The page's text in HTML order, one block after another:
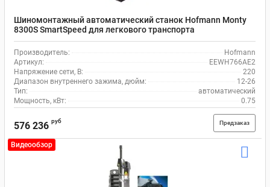
Шиномонтажный автоматический станок Hofmann Monty
8300S SmartSpeed для легкового транспорта
Производитель:
Hofmann
Артикул:
EEWH766AE2
Напряжение сети, В:
220
Диапазон внутреннего зажима, дюйм:
12-26
Тип:
автоматический
Мощность, кВт:
0.75
576 236 руб Предзаказ
Видеообзор